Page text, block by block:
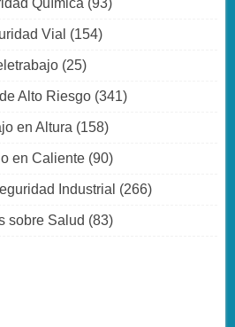
Química(93)
Vial (154)
(25)
Alto Riesgo(341)
en Altura (158)
en Caliente (90)
Industrial (266)
sobre Salud (83)